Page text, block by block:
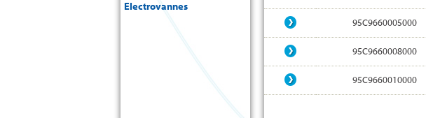
Electrovannes
95C9660005000
95C9660008000
95C9660010000